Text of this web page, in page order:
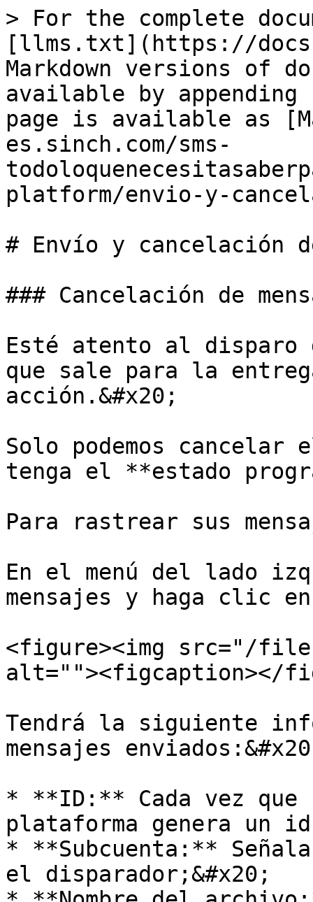
> For the complete
[llms.txt](https://
Markdown versions of
available by
page is available as
es.sinch.com/sms-
platform/envio-y-
# Envío y cancelación
### Cancelación de
Esté atento al disparo
que sale para la
acción.&#x20;
Solo podemos cancelar
tenga el **estado
Para rastrear sus
En el menú del lado
mensajes y haga clic
<figure><img src="/files/
alt=""><figcaption></
Tendrá la siguiente
mensajes
* **ID:** Cada vez que
plataforma genera un
* **Subcuenta:**
el disparador;&#x20;